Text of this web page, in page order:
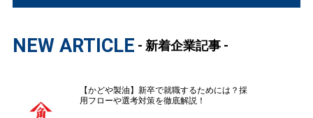
NEW ARTICLE - 新着企業記事 -
【かどや製油】新卒で就職するためには？採
用フローや選考対策を徹底解説！